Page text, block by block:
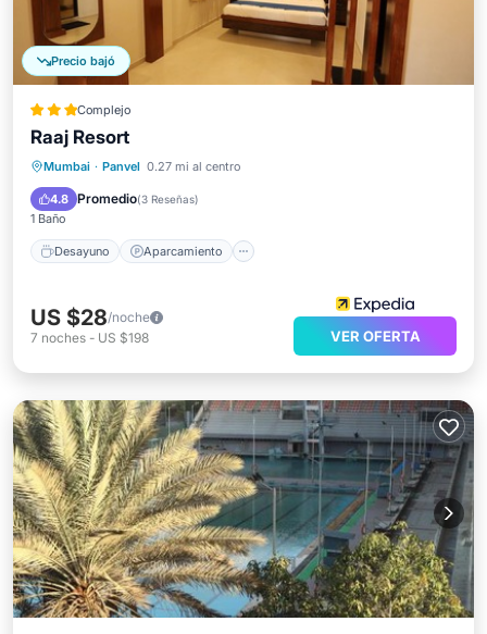
Precio bajó
Complejo
Raaj Resort
Mumbai · Panvel 0.27 mi al centro
4.8 Promedio(3 Reseñas)
1 Baño
Desayuno Aparcamiento
Desayuno Aparcamiento
Cocina
US $28/noche
7 noches - US $198 VER OFERTA